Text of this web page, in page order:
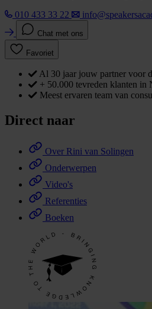
010 433 33 22
Chat met ons
Favoriet
Al 30 jaar jouw partner voor
+ 50.000 tevreden klanten in
Meest ervaren team van
Direct naar
Over Rini van Solingen
Onderwerpen
Video's
Referenties
Boeken